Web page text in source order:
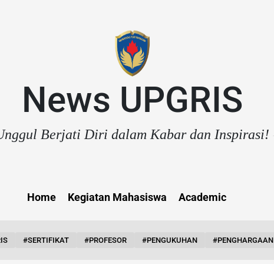
News UPGRIS
Berjati Diri dalam Kabar dan Inspirasi!
Home Kegiatan Mahasiswa Academic
#SERTIFIKAT #PROFESOR #PENGUKUHAN #PENGHARGAAN